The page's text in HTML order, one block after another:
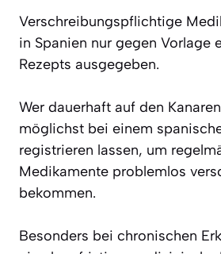
Verschreibungspflichtige
in Spanien nur gegen Vorlage
Rezepts ausgegeben.
Wer dauerhaft auf den
möglichst bei einem
registrieren lassen, um
Medikamente problemlos
bekommen.
Besonders bei chronischen